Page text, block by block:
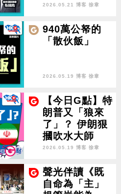
2026.05.21 博客 徐韋
940萬公帑的
「散伙飯」
2026.05.19 博客 徐韋
【今日G點】特
朗普又「狼來
了」？ 伊朗狠
摑吹水大師
2026.05.19 博客 徐韋
聲光伴讀《既
自命為「主」